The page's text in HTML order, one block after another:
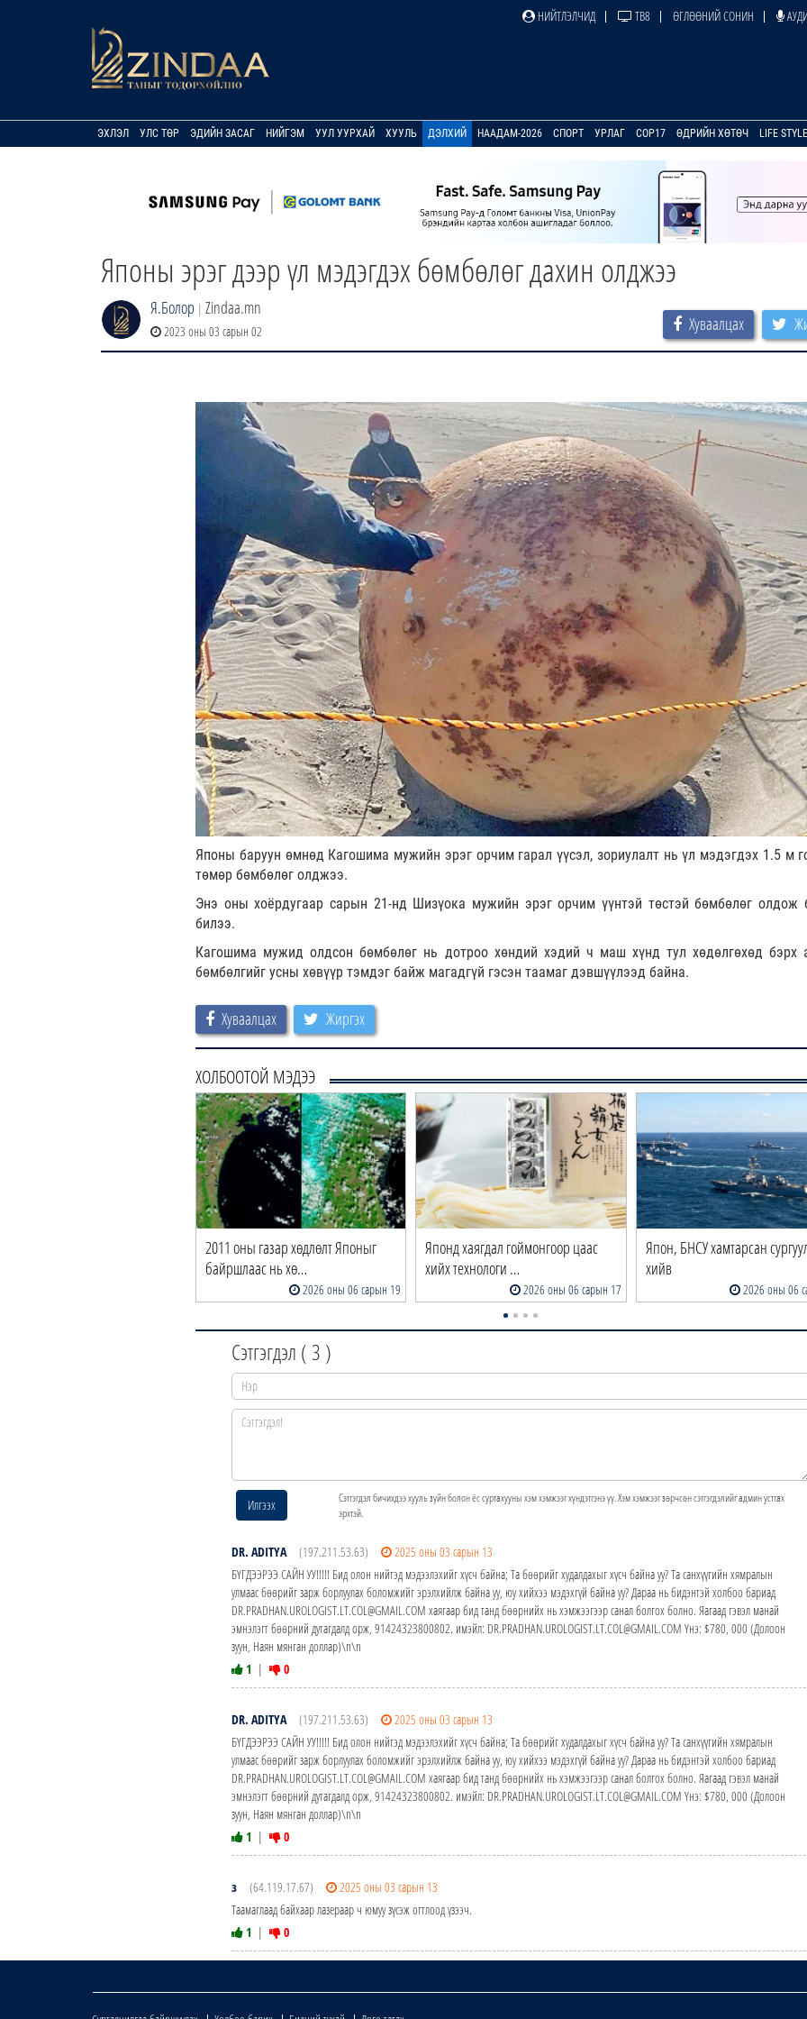
НИЙТЛЭЛЧИД ТВ8 ӨГЛӨӨНИЙ СОНИН
ЭХЛЭЛ УЛС ТӨР ЭДИЙН ЗАСАГ НИЙГЭМ УУЛ УУРХАЙ ХУУЛЬ ДЭЛХИЙ НААДАМ-2026 СПОРТ УРЛАГ COP17 ӨДРИЙН ХӨТӨЧ LIFE STYLE
Японы эрэг дээр үл мэдэгдэх бөмбөлөг дахин олджээ
Я.Болор | Zindaa.mn
2023 оны 03 сарын 02 Хуваалцах
Японы баруун өмнөд Кагошима мужийн эрэг орчим гарал үүсэл, зориулалт нь үл мэдэгдэх 1.5 м
төмөр бөмбөлөг олджээ.
Энэ оны хоёрдугаар сарын 21-нд Шизүока мужийн эрэг орчим үүнтэй төстэй бөмбөлөг олдож
билээ.
Кагошима мужид олдсон бөмбөлөг нь дотроо хөндий хэдий ч маш хүнд тул хөдөлгөхөд бэрх
бөмбөлгийг усны хөвүүр тэмдэг байж магадгүй гэсэн таамаг дэвшүүлээд байна.
Хуваалцах Жиргэх
ХОЛБООТОЙ МЭДЭЭ
2011 оны газар хөдлөлт Японыг
байршлаас нь хө…
2026 оны 06 сарын 19
Японд хаягдал гоймонгоор цаас
хийх технологи …
2026 оны 06 сарын 17
Япон, БНСУ хамтарсан
хийв
2026 оны 06
Сэтгэгдэл ( 3 )
Илгээх
Сэтгэгдэл бичихдээ хууль зүйн болон ёс суртахууны хэм хэмжээг хүндэтгэнэ үү. Хэм хэмжээг зөрчсөн сэтгэгдэлийг админ устгах
эрхтэй.
DR. ADITYA (197.211.53.63)
2025 оны 03 сарын 13
БҮГДЭЭРЭЭ САЙН УУ!!!!! Бид олон нийтэд мэдээлэхийг хүсч байна; Та бөөрийг худалдахыг хүсч байна уу? Та санхүүгийн хямралын
улмаас бөөрийг зарж борлуулах боломжийг эрэлхийлж байна уу, юу хийхээ мэдэхгүй байна уу? Дараа нь бидэнтэй холбоо бариад
DR.PRADHAN.UROLOGIST.LT.COL@GMAIL.COM хаягаар бид танд бөөрнийх нь хэмжээгээр санал болгох болно. Яагаад гэвэл манай
эмнэлэгт бөөрний дутагдалд орж, 91424323800802. имэйл: DR.PRADHAN.UROLOGIST.LT.COL@GMAIL.COM Yнэ: $780, 000 (Долоон
зуун, Наян мянган доллар)\n\n
1 | 0
DR. ADITYA (197.211.53.63)
2025 оны 03 сарын 13
БҮГДЭЭРЭЭ САЙН УУ!!!!! Бид олон нийтэд мэдээлэхийг хүсч байна; Та бөөрийг худалдахыг хүсч байна уу? Та санхүүгийн хямралын
улмаас бөөрийг зарж борлуулах боломжийг эрэлхийлж байна уу, юу хийхээ мэдэхгүй байна уу? Дараа нь бидэнтэй холбоо бариад
DR.PRADHAN.UROLOGIST.LT.COL@GMAIL.COM хаягаар бид танд бөөрнийх нь хэмжээгээр санал болгох болно. Яагаад гэвэл манай
эмнэлэгт бөөрний дутагдалд орж, 91424323800802. имэйл: DR.PRADHAN.UROLOGIST.LT.COL@GMAIL.COM Yнэ: $780, 000 (Долоон
зуун, Наян мянган доллар)\n\n
1 | 0
з (64.119.17.67)
2025 оны 03 сарын 13
Таамаглаад байхаар лазераар ч юмуу зүсэж огтлоод үзээч.
1 | 0